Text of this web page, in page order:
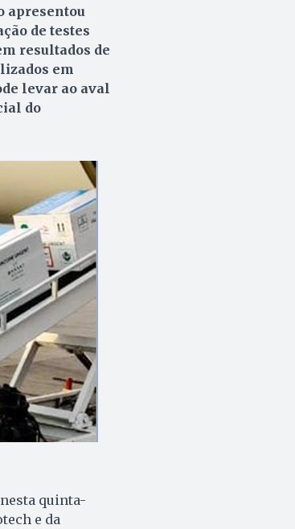
apresentou
de testes
resultados de
em
levar ao aval
do
quinta-
e da